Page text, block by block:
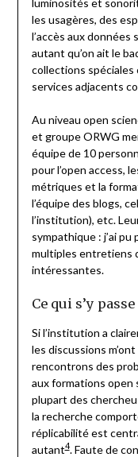
les usagères, des
l’accès aux données
autant qu’on ait le
collections spéciales
services adjacents
Au niveau open
et groupe ORWG
équipe de 10
pour l’open access,
métriques et la
l’équipe des blogs,
l’institution), etc.
sympathique : j’ai
multiples entretiens
intéressantes.
Ce qui s’y passe
Si l’institution a
les discussions
rencontrons des
aux formations open
plupart des
la recherche
réplicabilité est
autant4. Faute de